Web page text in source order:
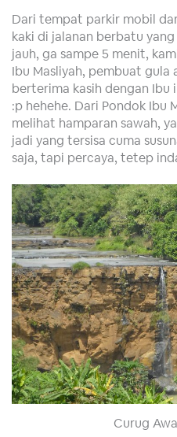
Dari tempat parkir mobil
kaki di jalanan berbatu
jauh, ga sampe 5 menit,
Ibu Masliyah, pembuat gula
berterima kasih dengan Ibu
:p hehehe. Dari Pondok Ibu
melihat hamparan sawah,
jadi yang tersisa cuma
saja, tapi percaya, tetep
Curug